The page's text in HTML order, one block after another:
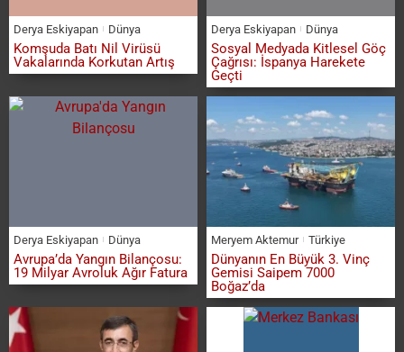
Derya Eskiyapan Dünya
Komşuda Batı Nil Virüsü
Vakalarında Korkutan Artış
Derya Eskiyapan Dünya
Sosyal Medyada Kitlesel Göç
Çağrısı: İspanya Harekete
Geçti
Derya Eskiyapan Dünya
Avrupa’da Yangın Bilançosu:
19 Milyar Avroluk Ağır Fatura
Meryem Aktemur Türkiye
Dünyanın En Büyük 3. Vinç
Gemisi Saipem 7000
Boğaz’da